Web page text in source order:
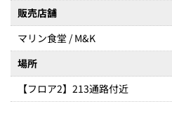
販売店舗
マリン食堂 / M&K
場所
【フロア2】213通路付近